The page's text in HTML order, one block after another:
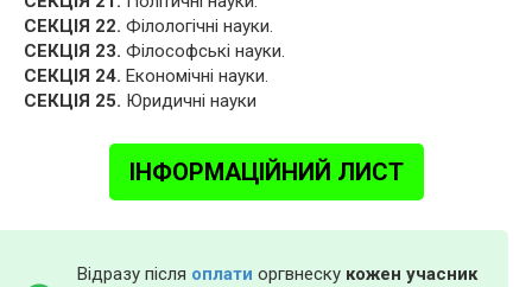
СЕКЦІЯ 22. Філологічні науки.
СЕКЦІЯ 23. Філософські науки.
СЕКЦІЯ 24. Економічні науки.
СЕКЦІЯ 25. Юридичні науки
ІНФОРМАЦІЙНИЙ ЛИСТ
Відразу після оплати оргвнеску кожен учасник